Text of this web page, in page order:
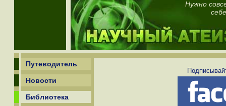
Нужно
Путеводитель
Новости
Библиотека